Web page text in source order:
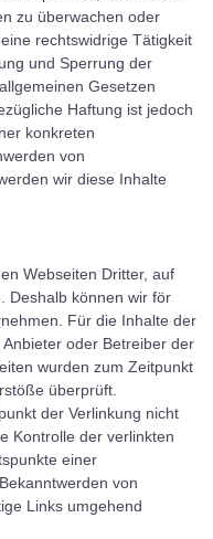
zu überwachen oder
rechtswidrige Tätigkeit
und Sperrung der
Gesetzen
Haftung ist jedoch
konkreten
von
wir diese Inhalte
Webseiten Dritter, auf
Deshalb können wir för
Für die Inhalte der
oder Betreiber der
wurden zum Zeitpunkt
überprüft.
der Verlinkung nicht
Kontrolle der verlinkten
einer
von
Links umgehend